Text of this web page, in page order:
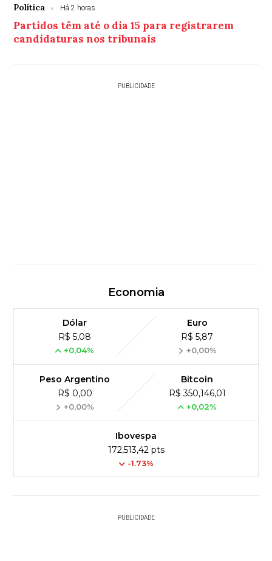
Política Há 2 horas
Partidos têm até o dia 15 para registrarem
candidaturas nos tribunais
PUBLICIDADE
Economia
Dólar
R$ 5,08
+0,04%
Euro
R$ 5,87
+0,00%
Peso Argentino
R$ 0,00
+0,00%
Bitcoin
R$ 350,146,01
+0,02%
Ibovespa
172,513,42 pts
-1.73%
PUBLICIDADE